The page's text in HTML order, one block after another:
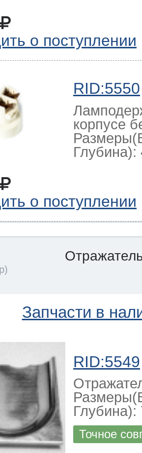
о поступлении
RID:5550
корпусе
Глубина):
о поступлении
Запчасти в
RID:5549
Глубина):
Точное